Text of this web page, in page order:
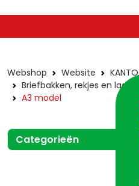
Webshop Website
Briefbakken, rekjes en
A3 model
Categorieën